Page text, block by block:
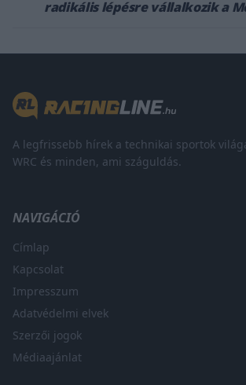
radikális lépésre vállalkozik a
A legfrissebb hírek a technikai sportok
WRC és minden, ami száguldás.
NAVIGÁCIÓ
Címlap
Kapcsolat
Impresszum
Adatvédelmi elvek
Szerzői jogok
Médiaajánlat